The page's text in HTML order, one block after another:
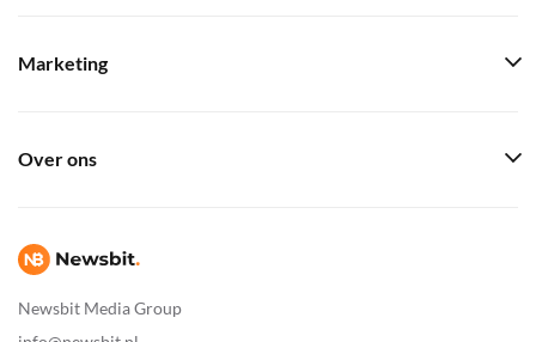
Newsbit Media Group
Marketing
Over ons